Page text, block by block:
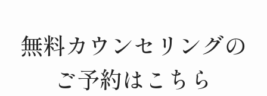
無料カウンセリングの
ご予約はこちら